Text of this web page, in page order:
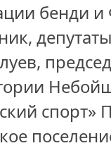
бенди и
спорт»